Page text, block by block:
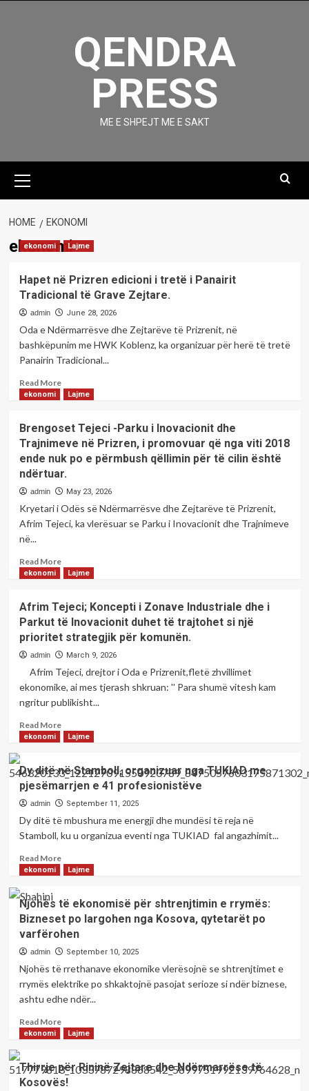
QENDRA
PRESS
ME E SHPEJT ME E SAKT
Menu
HOME EKONOMI
ekonomi
ekonomi Lajme
Hapet në Prizren edicioni i tretë i Panairit
Tradicional të Grave Zejtare.
admin June 28, 2026
Oda e Ndërmarrësve dhe Zejtarëve të Prizrenit, në
bashkëpunim me HWK Koblenz, ka organizuar për herë të tretë
Panairin Tradicional...
Read MoreRead
more
në
Prizren
edicioni
i
tretë
Panairit
Tradicional
Zejtare.
ekonomi Lajme
Brengoset Tejeci -Parku i Inovacionit dhe
Trajnimeve në Prizren, i promovuar që nga viti 2018
ende nuk po e përmbush qëllimin për të cilin është
ndërtuar.
admin May 23, 2026
Kryetari i Odës së Ndërmarrësve dhe Zejtarëve të Prizrenit,
Afrim Tejeci, ka vlerësuar se Parku i Inovacionit dhe Trajnimeve
në...
Read MoreRead
more
Tejeci
-
Parku
i
dhe
Trajnimeve
në
i
promovuar
nga
viti
ende
nuk
po
përmbush
qëllimin
të
cilin
është
ndërtuar.
ekonomi Lajme
Afrim Tejeci; Koncepti i Zonave Industriale dhe i
Parkut të Inovacionit duhet të trajtohet si një
prioritet strategjik për komunën.
admin March 9, 2026
Afrim Tejeci, drejtor i Oda e Prizrenit,fletë zhvillimet
ekonomike, ai mes tjerash shkruan: '' Para shumë vitesh kam
ngritur publikisht...
Read MoreRead
more
Tejeci;
Koncepti
i
Zonave
dhe
Parkut
duhet
të
trajtohet
si
prioritet
strategjik
për
ekonomi Lajme
Dy ditë në Stamboll, organizuar nga TUKIAD me
pjesëmarrjen e 41 profesionistëve
admin September 11, 2025
Dy ditë të mbushura me energji dhe mundësi të reja në
Stamboll, ku u organizua eventi nga TUKIAD fal angazhimit...
Read MoreRead
more
ditë
në
Stamboll,
organizuar
TUKIAD
me
pjesëmarrjen
41
profesionistëve
ekonomi Lajme
Njohës të ekonomisë për shtrenjtimin e rrymës:
Bizneset po largohen nga Kosova, qytetarët po
varfërohen
admin September 10, 2025
Njohës të rrethanave ekonomike vlerësojnë se shtrenjtimet e
rrymës elektrike po shkaktojnë pasojat serioze si ndër biznese,
ashtu edhe ndër...
Read MoreRead
more
të
ekonomisë
ekonomi Lajme
Thirrje për Rininë Zejtare dhe Ndërmarrëse të
Kosovës!